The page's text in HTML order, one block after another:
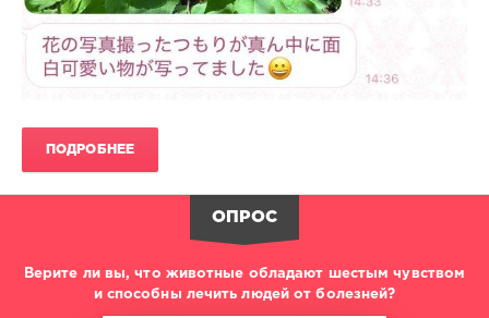
ПОДРОБНЕЕ
ОПРОС
Верите ли вы, что животные обладают шестым чувством
и способны лечить людей от болезней?